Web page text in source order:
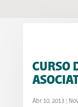
CURSO
Abr 10, 2013|